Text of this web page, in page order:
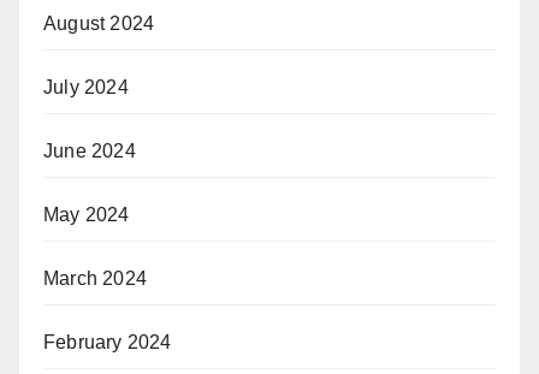
August 2024
July 2024
June 2024
May 2024
March 2024
February 2024